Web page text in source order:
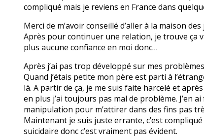
compliqué mais je reviens en France dans
Merci de m’avoir conseillé d’aller à la maison
Après pour continuer une relation, je trouve ça
plus aucune confiance en moi donc…
Après j’ai pas trop développé sur mes
Quand j’étais petite mon père est parti à
là. A partir de ça, je me suis faite harcelé et
en plus j’ai toujours pas mal de problème. J’en
manipulation pour m’attirer dans des fins pas
Maintenant je suis juste errante, c’est
suicidaire donc c’est vraiment pas évident.